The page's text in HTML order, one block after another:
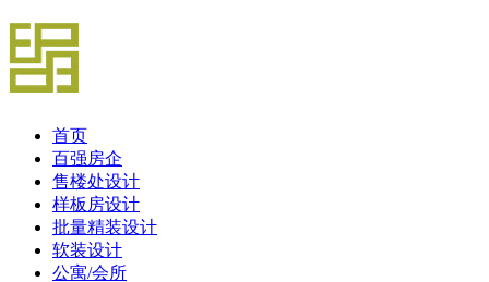
首页
百强房企
售楼处设计
样板房设计
批量精装设计
软装设计
公寓/会所